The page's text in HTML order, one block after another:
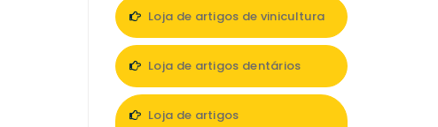
Loja de artigos de vinicultura
Loja de artigos dentários
Loja de artigos